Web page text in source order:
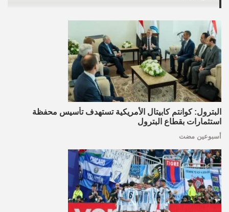
البترول: كوانتم كابيتال الأمريكية تستهدف تأسيس محفظة
استثمارات بقطاع البترول
أسبوعين مضت